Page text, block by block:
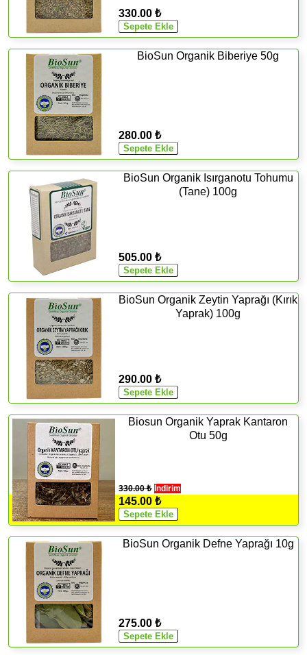
330.00 ₺
BioSun Organik Biberiye 50g
280.00 ₺
BioSun Organik Isırganotu Tohumu
(Tane) 100g
505.00 ₺
BioSun Organik Zeytin Yaprağı (Kırık
Yaprak) 100g
290.00 ₺
Biosun Organik Yaprak Kantaron
Otu 50g
330.00 ₺ İndirim
145.00 ₺
BioSun Organik Defne Yaprağı 10g
275.00 ₺